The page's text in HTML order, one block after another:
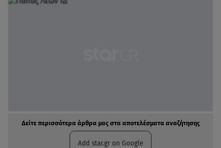
Δείτε περισσότερα άρθρα μας στα αποτελέσματα αναζήτησης
Add star.gr on Google